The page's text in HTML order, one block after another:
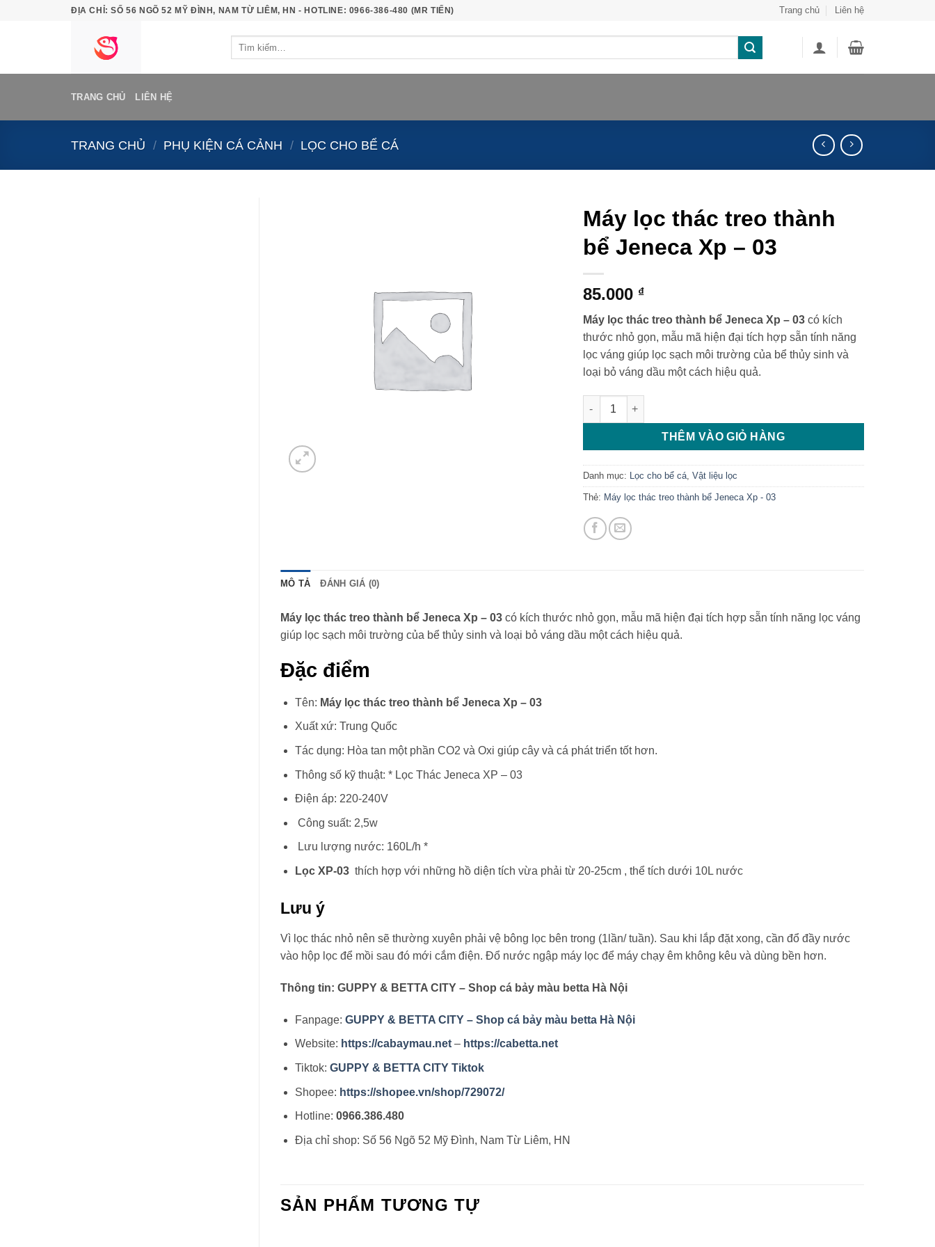
ĐỊA CHỈ: SỐ 56 NGÕ 52 MỸ ĐÌNH, NAM TỪ LIÊM, HN - HOTLINE: 0966-386-480 (MR TIẾN) Trang chủ Liên hệ
TRANG CHỦ LIÊN HỆ
TRANG CHỦ / PHỤ KIỆN CÁ CẢNH / LỌC CHO BỂ CÁ
Máy lọc thác treo thành
bể Jeneca Xp – 03
85.000 ₫
Máy lọc thác treo thành bể Jeneca Xp – 03có kích
thước nhỏ gọn, mẫu mã hiện đại tích hợp sẵn tính năng
lọc váng giúp lọc sạch môi trường của bể thủy sinh và
loại bỏ váng dầu một cách hiệu quả.
Máy lọc thác treo thành bể Jeneca Xp - 03 số lượng
THÊM VÀO GIỎ HÀNG
Danh mục: Lọc cho bể cá, Vật liệu lọc
Thẻ: Máy lọc thác treo thành bể Jeneca Xp - 03
MÔ TẢ ĐÁNH GIÁ (0)
Máy lọc thác treo thành bể Jeneca Xp – 03 có kích thước nhỏ gọn, mẫu mã hiện đại tích hợp sẵn tính năng lọc váng
giúp lọc sạch môi trường của bể thủy sinh và loại bỏ váng dầu một cách hiệu quả.
Đặc điểm
Tên: Máy lọc thác treo thành bể Jeneca Xp – 03
Xuất xứ: Trung Quốc
Tác dụng: Hòa tan một phần CO2 và Oxi giúp cây và cá phát triển tốt hơn.
Thông số kỹ thuật: * Lọc Thác Jeneca XP – 03
Điện áp: 220-240V
Công suất: 2,5w
Lưu lượng nước: 160L/h *
Lọc XP-03 thích hợp với những hồ diện tích vừa phải từ 20-25cm , thể tích dưới 10L nước
Lưu ý
Vì lọc thác nhỏ nên sẽ thường xuyên phải vệ bông lọc bên trong (1lần/ tuần). Sau khi lắp đặt xong, cần đổ đầy nước
vào hộp lọc để mồi sau đó mới cắm điện. Đổ nước ngập máy lọc để máy chạy êm không kêu và dùng bền hơn.
Thông tin: GUPPY & BETTA CITY – Shop cá bảy màu betta Hà Nội
Fanpage: GUPPY & BETTA CITY – Shop cá bảy màu betta Hà Nội
Website: https://cabaymau.net– https://cabetta.net
Tiktok: GUPPY & BETTA CITY Tiktok
Shopee: https://shopee.vn/shop/729072/
Hotline: 0966.386.480
Địa chỉ shop: Số 56 Ngõ 52 Mỹ Đình, Nam Từ Liêm, HN
SẢN PHẨM TƯƠNG TỰ